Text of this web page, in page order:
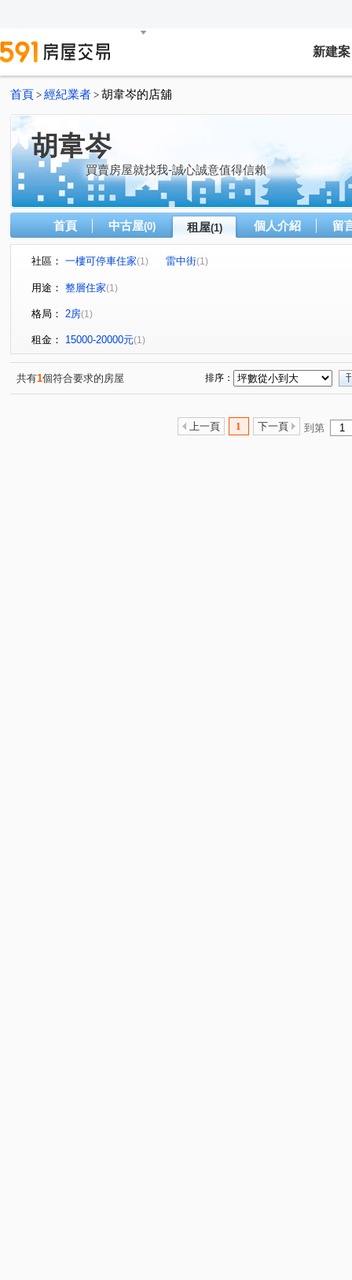
新建案
首頁 > 經紀業者 > 胡韋岑的店舖
胡韋岑
買賣房屋就找我-誠心誠意值得信賴
首頁 中古屋(0) 租屋(1) 個人介紹 留
社區： 一樓可停車住家(1) 雷中街(1)
用途： 整層住家(1)
格局： 2房(1)
租金： 15000-20000元(1)
共有1個符合要求的房屋 排序：
上一頁 1 下一頁 到第